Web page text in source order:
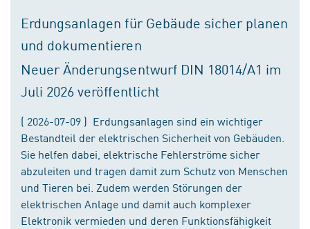
Erdungsanlagen für Gebäude sicher planen
und dokumentieren
Neuer Änderungsentwurf DIN 18014/A1 im
Juli 2026 veröffentlicht
( 2026-07-09 ) Erdungsanlagen sind ein wichtiger
Bestandteil der elektrischen Sicherheit von Gebäuden.
Sie helfen dabei, elektrische Fehlerströme sicher
abzuleiten und tragen damit zum Schutz von Menschen
und Tieren bei. Zudem werden Störungen der
elektrischen Anlage und damit auch komplexer
Elektronik vermieden und deren Funktionsfähigkeit